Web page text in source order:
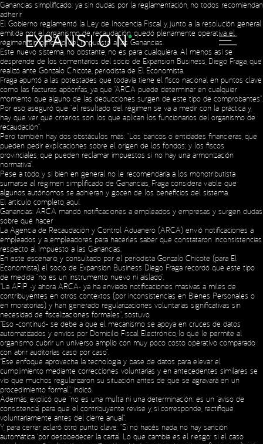
Ganancias simplificado: ya sin dudas por la reglamentación, no todos recomiendan
adherir
El Gobierno reglamentó la Ley de Inocencia Fiscal y, junto a la resolución general
emitida por el organismo de recaudación, quedó plenamente operativa el
régimen simplificado del Impuesto a las Ganancias.
Este nuevo sistema, no obstante, no es para cualquiera. Al menos así se
desprende de los comentarios del socio de Expansion Business, Diego Fraga, que
realizó ante Gonzalo Chicote, periodista de El Economista.
Fraga apuntó a las potestades que todavía tiene el fisco nacional en puntos clave
como las facturas apócrifas, ya que “ARCA puede determinar en cualquier
momento que alguno de las deducciones surgen de este tipo de comprobantes”.
Por eso, aseguró que “el resultado del régimen se va a medir con la práctica y,
hay que ver qué criterios son los que aplican los funcionarios del organismo de
recaudación”.
Pero también hay dos obstáculos más: “Los bancos o entidades financieras, que
pueden pedir explicaciones sobre el origen de los fondos; y los fiscos
provinciales, que pueden reclamar impuestos si no hay una armonización
normativa”.
Pese a todo, y si bien en general no le recomendaría a los monotributista
sumarse al régimen simplificado de Ganancias, Fraga considera viable que
algunos autónomos se adhieran y gocen de los beneficios del sistema.
El artículo completo, aquí.
Ganancias: ARCA mandó notificaciones a empleados y empresas y surgen dudas
sobre qué hacer
La Agencia de Recaudación y Control Aduanero (ARCA) envió notificaciones a
empleados y a empleadores para hacerles saber que constataron inconsistencias
respecto al Impuesto a las Ganancias.
En este escenario, y consultado por el periodista Gonzalo Chicote (para El
Economista), el socio de Expansion Business Diego Fraga recordó que este tipo
de medida “no es un instrumento nuevo ni aislado”.
“La AFIP -y ahora ARCA- ya ha enviado notificaciones masivas a miles de
contribuyentes en otros contextos (por inconsistencias en Bienes Personales o
en moratorias) y han generado regularizaciones voluntarias significativas sin
necesidad de fiscalizaciones formales”, sostuvo.
“Eso -continuó- se debe a que el mecanismo se apoya en cruces de datos
automatizados y envíos por Domicilio Fiscal Electrónico, lo que le permite al
organismo cubrir un universo amplio con muy poco costo operativo comparado
con abrir auditorías caso por caso”.
“Ese enfoque aprovecha la tecnología y base de datos para elevar el
cumplimiento mediante correcciones voluntarias y en antecedentes similares se
vio que muchos regularizaron su situación antes de que se agravará en un
procedimiento formal”, indicó.
Además, explicó que “no es una multa ni una determinación: es un ‘aviso de
consistencia’ para que el contribuyente revise y, si corresponde, rectifique
voluntariamente antes del cierre anual”.
Y, para cerrar, aclaró otro punto clave: “Si no hacés nada, no hay sanción
automática ‘por desobedecer la carta’. Lo que cambia es el riesgo: si el caso